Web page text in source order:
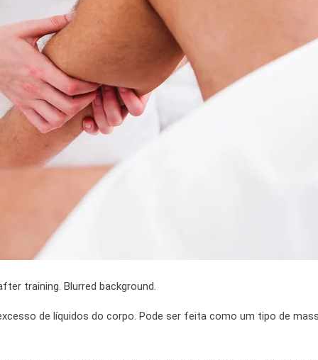
training. Blurred background.
de líquidos do corpo. Pode ser feita como um tipo de